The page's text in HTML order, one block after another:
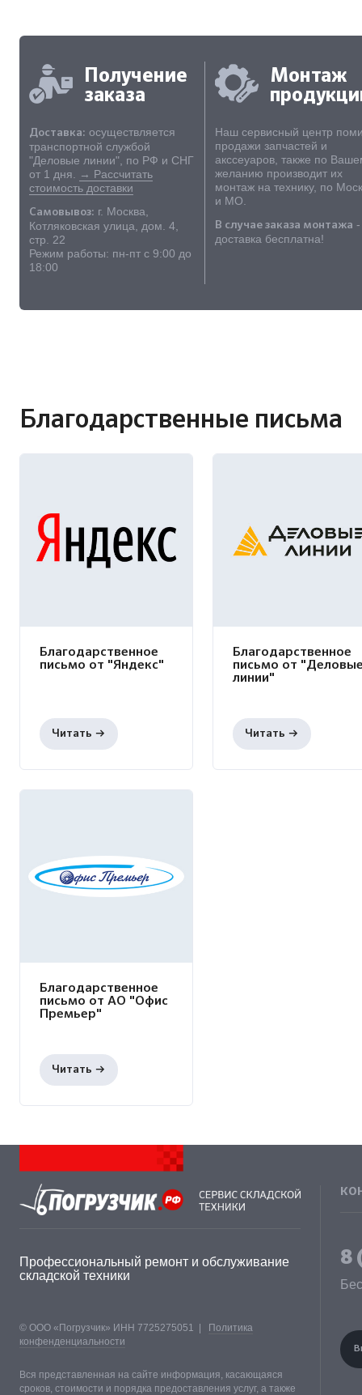
Получение
заказа
Доставка: осуществляется
транспортной службой
"Деловые линии", по РФ и СНГ
от 1 дня.
→ Рассчитать
стоимость доставки
Самовывоз: г. Москва,
Котляковская улица, дом. 4,
стр. 22
Режим работы: пн-пт с 9:00 до
18:00
Монтаж
Наш сервисный центр
продажи запчастей и
акссеуаров, также по
желанию производит их
монтаж на технику, по
и МО.
В случае заказа монтажа -
доставка бесплатна!
Благодарственные письма
Благодарственное
письмо от "Яндекс"
Благодарственное
письмо от
линии"
Благодарственное
письмо от АО "Офис
Премьер"
Профессиональный ремонт и обслуживание
складской техники
© ООО «Погрузчик» ИНН 7725275051 | Политика
конфенденциальности
Вся представленная на сайте информация, касающаяся
сроков, стоимости и порядка предоставления услуг, а также
8